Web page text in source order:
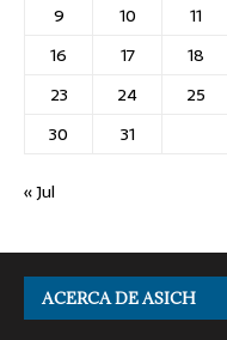
9
10 11
16
17 18
23
24 25
30
31
« Jul
ACERCA DE ASICH